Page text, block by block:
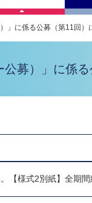
」に係る公募（第11回）
募）」に係
【様式2別紙】全期間